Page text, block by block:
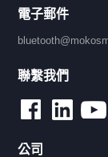
電子郵件
聯繫我們
公司